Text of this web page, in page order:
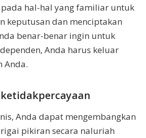
hal-hal yang familiar untuk
keputusan dan menciptakan
benar-benar ingin untuk
Anda harus keluar
Anda.
Anda dapat mengembangkan
pikiran secara naluriah